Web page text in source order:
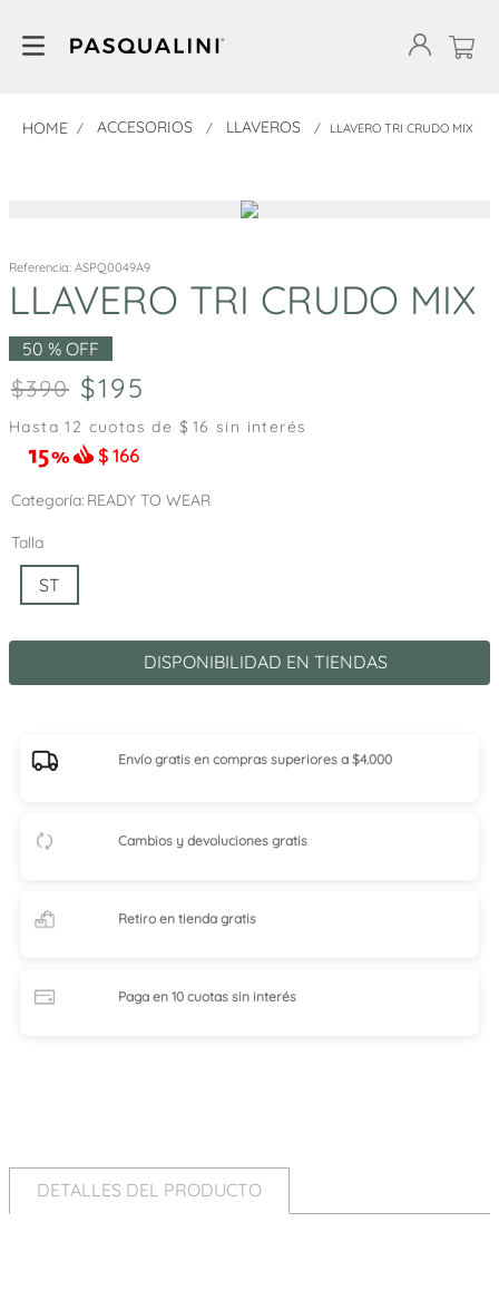
ACCESORIOS LLAVEROS LLAVERO TRI CRUDO MIX
Referencia: ASPQ0049A9
LLAVERO TRI CRUDO MIX
50 % OFF
390 195
Hasta12 cuotas de $ 16 sin interés
$166
Categoría READY TO WEAR
Talla
ST
DISPONIBILIDAD EN TIENDAS
Envío gratis en compras superiores a $4.000
Cambios y devoluciones gratis
Retiro en tiendagratis
Paga en 10 cuotassin interés
DETALLES DEL PRODUCTO